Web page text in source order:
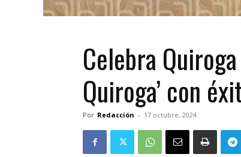
Celebra
Quiroga’ con
Por Redacción - 17 octubre, 2024